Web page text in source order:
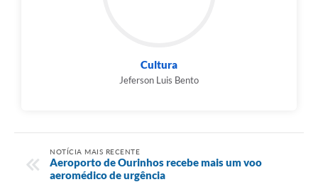
Cultura
Jeferson Luis Bento
NOTÍCIA MAIS RECENTE
Aeroporto de Ourinhos recebe mais um voo
aeromédico de urgência